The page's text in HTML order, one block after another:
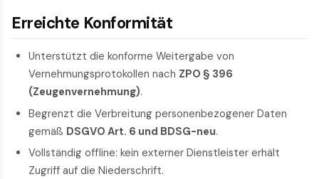
Erreichte Konformität
Unterstützt die konforme Weitergabe von
Vernehmungsprotokollen nach ZPO § 396
(Zeugenvernehmung).
Begrenzt die Verbreitung personenbezogener Daten
gemäß DSGVO Art. 6 und BDSG-neu.
Vollständig offline: kein externer Dienstleister erhält
Zugriff auf die Niederschrift.